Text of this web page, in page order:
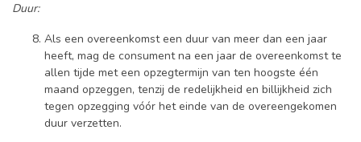
Duur:
Als een overeenkomst een duur van meer dan een jaar
heeft, mag de consument na een jaar de overeenkomst te
allen tijde met een opzegtermijn van ten hoogste één
maand opzeggen, tenzij de redelijkheid en billijkheid zich
tegen opzegging vóór het einde van de overeengekomen
duur verzetten.